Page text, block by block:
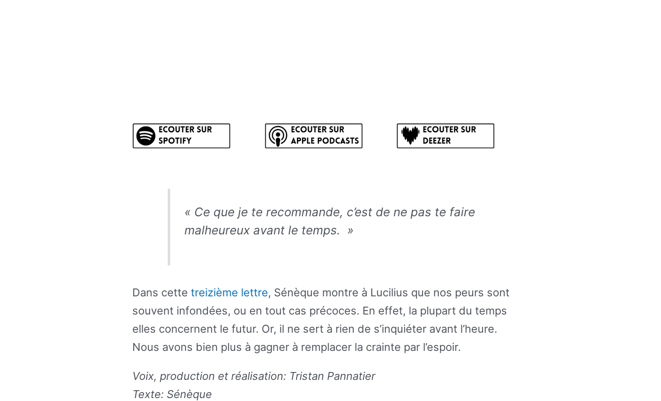
« Ce que je te recommande, c’est de ne pas te faire
malheureux avant le temps. »
Dans cette treizième lettre, Sénèque montre à Lucilius que nos peurs sont
souvent infondées, ou en tout cas précoces. En effet, la plupart du temps
elles concernent le futur. Or, il ne sert à rien de s’inquiéter avant l’heure.
Nous avons bien plus à gagner à remplacer la crainte par l’espoir.
Voix, production et réalisation: Tristan Pannatier
Texte: Sénèque